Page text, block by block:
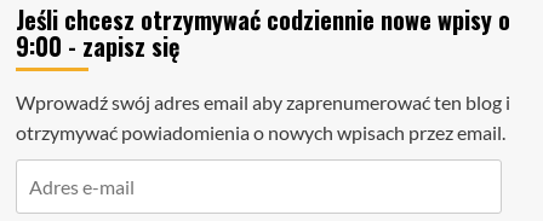
Jeśli chcesz otrzymywać codziennie nowe wpisy o
9:00 - zapisz się
Wprowadź swój adres email aby zaprenumerować ten blog i
otrzymywać powiadomienia o nowych wpisach przez email.